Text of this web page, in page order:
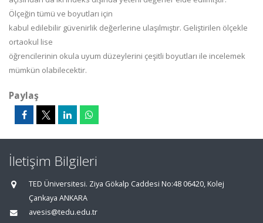
Ölçeğin tümü ve boyutları için
kabul edilebilir güvenirlik değerlerine ulaşılmıştır. Geliştirilen ölçekle
ortaokul lise
öğrencilerinin okula uyum düzeylerini çeşitli boyutları ile incelemek
mümkün olabilecektir.
Paylaş
İletişim Bilgileri
TED Üniversitesi. Ziya Gökalp Caddesi No:48 06420, Kolej
Çankaya ANKARA
avesis@tedu.edu.tr